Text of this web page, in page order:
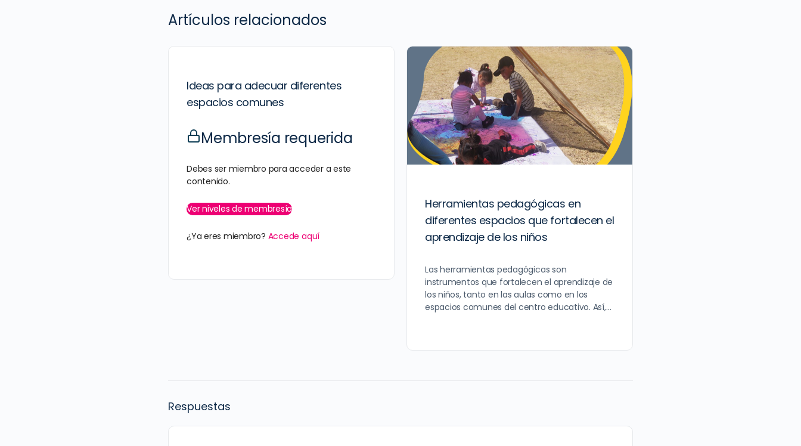
Artículos relacionados
Ideas para adecuar diferentes
espacios comunes
Membresía requerida
Debes ser miembro para acceder a este
contenido.
Ver niveles de membresía
¿Ya eres miembro? Accede aquí
Herramientas pedagógicas en
diferentes espacios que fortalecen el
aprendizaje de los niños
Las herramientas pedagógicas son
instrumentos que fortalecen el aprendizaje de
los niños, tanto en las aulas como en los
espacios comunes del centro educativo. Así,…
Respuestas